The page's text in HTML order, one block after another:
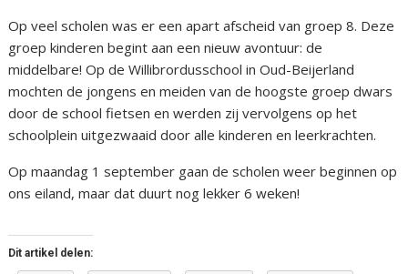
Op veel scholen was er een apart afscheid van groep 8. Deze
groep kinderen begint aan een nieuw avontuur: de
middelbare! Op de Willibrordusschool in Oud-Beijerland
mochten de jongens en meiden van de hoogste groep dwars
door de school fietsen en werden zij vervolgens op het
schoolplein uitgezwaaid door alle kinderen en leerkrachten.
Op maandag 1 september gaan de scholen weer beginnen op
ons eiland, maar dat duurt nog lekker 6 weken!
Dit artikel delen: